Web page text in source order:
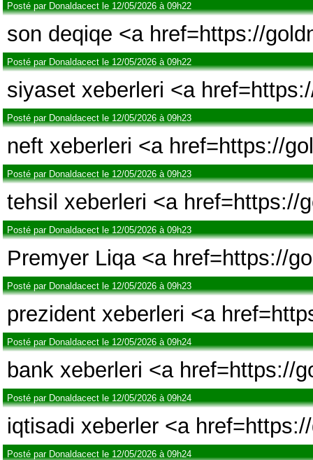
Posté par Donaldacect le 12/05/2026 à 09h22
son deqiqe <a href=https://
Posté par Donaldacect le 12/05/2026 à 09h22
siyaset xeberleri <a
Posté par Donaldacect le 12/05/2026 à 09h23
neft xeberleri <a href=https://
Posté par Donaldacect le 12/05/2026 à 09h23
tehsil xeberleri <a href=https://
Posté par Donaldacect le 12/05/2026 à 09h23
Premyer Liqa <a href=https://
Posté par Donaldacect le 12/05/2026 à 09h23
prezident xeberleri <a
Posté par Donaldacect le 12/05/2026 à 09h24
bank xeberleri <a href=https://
Posté par Donaldacect le 12/05/2026 à 09h24
iqtisadi xeberler <a
Posté par Donaldacect le 12/05/2026 à 09h24